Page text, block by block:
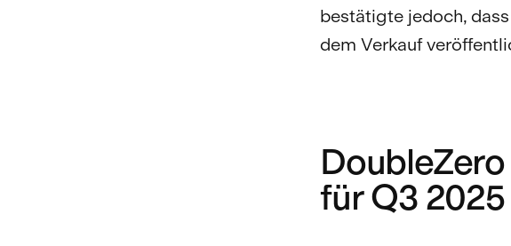
bestätigte jedoch,
dem Verkauf
für Q3 2025